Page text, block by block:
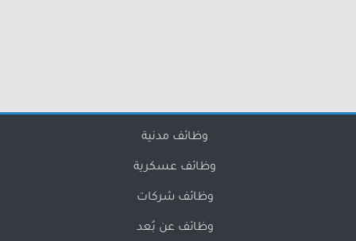
وظائف مدنية
وظائف عسكرية
وظائف شركات
وظائف عن بُعد